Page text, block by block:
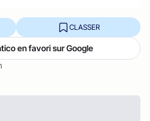
CLASSER
en favori sur Google